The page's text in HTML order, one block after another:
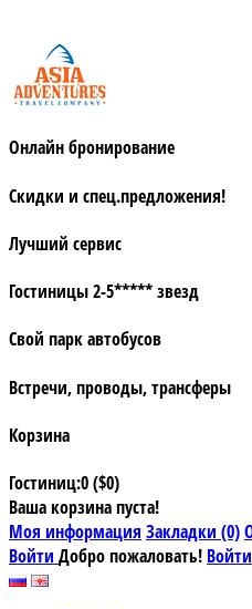
Онлайн бронирование
Скидки и спец.предложения!
Лучший сервис
Гостиницы 2-5***** звезд
Свой парк автобусов
Встречи, проводы, трансферы
Корзина
Гостиниц:0 ($0)
Ваша корзина пуста!
Моя информация Закладки (0)
Войти Добро пожаловать! Войти